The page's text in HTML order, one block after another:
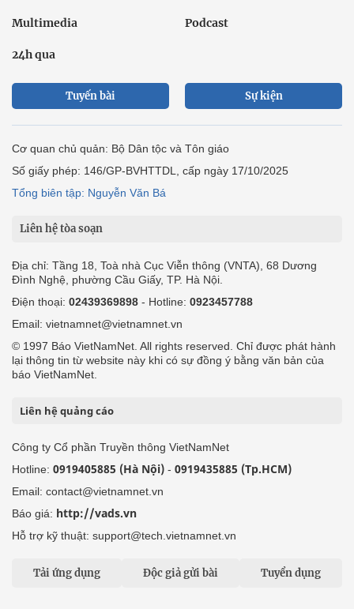
Multimedia Podcast
24h qua
Tuyến bài Sự kiện
Cơ quan chủ quản: Bộ Dân tộc và Tôn giáo
Số giấy phép: 146/GP-BVHTTDL, cấp ngày 17/10/2025
Tổng biên tập: Nguyễn Văn Bá
Liên hệ tòa soạn
Địa chỉ: Tầng 18, Toà nhà Cục Viễn thông (VNTA), 68 Dương
Đình Nghệ, phường Cầu Giấy, TP. Hà Nội.
Điện thoại: 02439369898 - Hotline: 0923457788
Email: vietnamnet@vietnamnet.vn
© 1997 Báo VietNamNet. All rights reserved. Chỉ được phát hành
lại thông tin từ website này khi có sự đồng ý bằng văn bản của
báo VietNamNet.
Liên hệ quảng cáo
Công ty Cổ phần Truyền thông VietNamNet
Hotline: 0919405885 (Hà Nội) - 0919435885 (Tp.HCM)
Email: contact@vietnamnet.vn
Báo giá: http://vads.vn
Hỗ trợ kỹ thuật: support@tech.vietnamnet.vn
Tải ứng dụng Độc giả gửi bài Tuyển dụng